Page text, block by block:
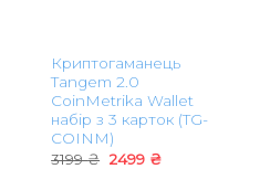
Криптогаманець
Tangem 2.0
CoinMetrika Wallet
набір з 3 карток (TG-
COINM)
3199₴ Оригінальна
2499 ₴Поточна